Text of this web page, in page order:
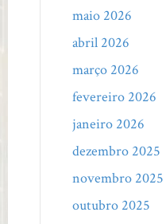
maio 2026
abril 2026
março 2026
fevereiro 2026
janeiro 2026
dezembro 2025
novembro 2025
outubro 2025